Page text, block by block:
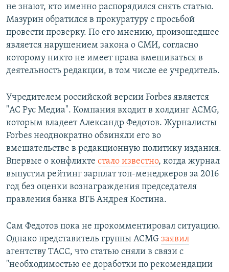
не знают, кто именно распорядился снять статью.
Мазурин обратился в прокуратуру с просьбой
провести проверку. По его мнению, произошедшее
является нарушением закона о СМИ, согласно
которому никто не имеет права вмешиваться в
деятельность редакции, в том числе ее учредитель.
Учредителем российской версии Forbes является
"АС Рус Медиа". Компания входит в холдинг ACMG,
которым владеет Александр Федотов. Журналисты
Forbes неоднократно обвиняли его во
вмешательстве в редакционную политику издания.
Впервые о конфликте стало известно, когда журнал
выпустил рейтинг зарплат топ-менеджеров за 2016
год без оценки вознаграждения председателя
правления банка ВТБ Андрея Костина.
Сам Федотов пока не прокомментировал ситуацию.
Однако представитель группы ACMG заявил
агентству ТАСС, что статью сняли в связи с
"необходимостью ее доработки по рекомендации